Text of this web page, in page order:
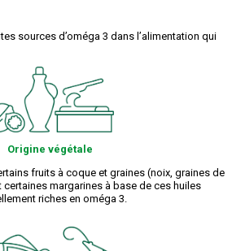
sources d’oméga 3 dans l’alimentation qui
Origine végétale
fruits à coque et graines (noix, graines de
certaines margarines à base de ces huiles
riches en oméga 3.